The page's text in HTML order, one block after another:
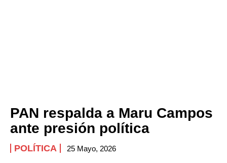
PAN respalda a Maru Campos
ante presión política
POLÍTICA 25 Mayo, 2026